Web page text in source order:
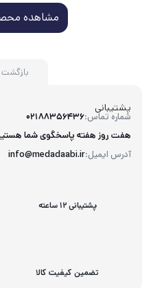
مشاهده
پشتیبانی
شماره تماس:02188356436
آدرس ایمیل:info@medadaabi.ir
هفت روز هفته پاسخگوی شما
بازگشت
پشتیبانی 12 ساعته
تضمین کیفیت کالا